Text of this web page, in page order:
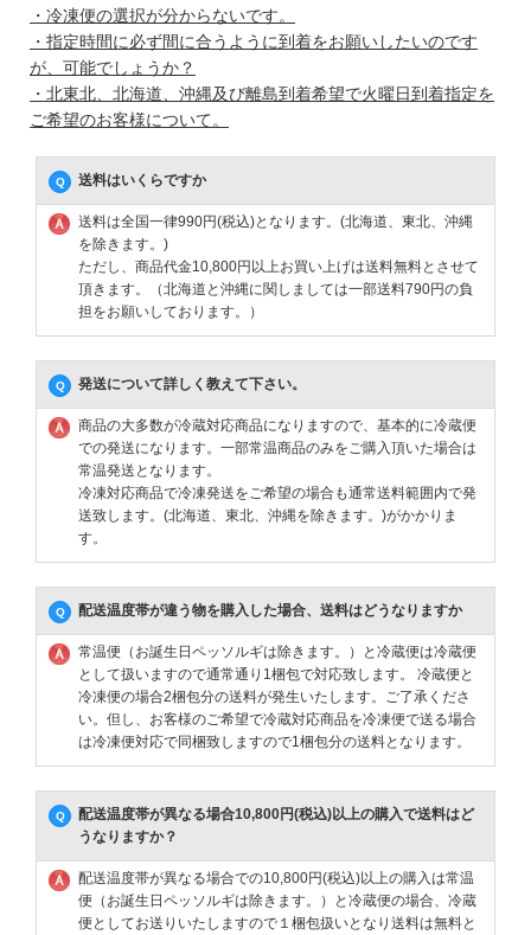
・冷凍便の選択が分からないです。
・指定時間に必ず間に合うように到着をお願いしたいのです
が、可能でしょうか？
・北東北、北海道、沖縄及び離島到着希望で火曜日到着指定を
ご希望のお客様について。
送料はいくらですか
送料は全国一律990円(税込)となります。(北海道、東北、沖縄
を除きます。)
ただし、商品代金10,800円以上お買い上げは送料無料とさせて
頂きます。（北海道と沖縄に関しましては一部送料790円の負
担をお願いしております。）
発送について詳しく教えて下さい。
商品の大多数が冷蔵対応商品になりますので、基本的に冷蔵便
での発送になります。一部常温商品のみをご購入頂いた場合は
常温発送となります。
冷凍対応商品で冷凍発送をご希望の場合も通常送料範囲内で発
送致します。(北海道、東北、沖縄を除きます。)がかかりま
す。
配送温度帯が違う物を購入した場合、送料はどうなりますか
常温便（お誕生日ペッソルギは除きます。）と冷蔵便は冷蔵便
として扱いますので通常通り1梱包で対応致します。 冷蔵便と
冷凍便の場合2梱包分の送料が発生いたします。ご了承くださ
い。但し、お客様のご希望で冷蔵対応商品を冷凍便で送る場合
は冷凍便対応で同梱致しますので1梱包分の送料となります。
配送温度帯が異なる場合10,800円(税込)以上の購入で送料はど
うなりますか？
配送温度帯が異なる場合での10,800円(税込)以上の購入は常温
便（お誕生日ペッソルギは除きます。）と冷蔵便の場合、冷蔵
便としてお送りいたしますので１梱包扱いとなり送料は無料と